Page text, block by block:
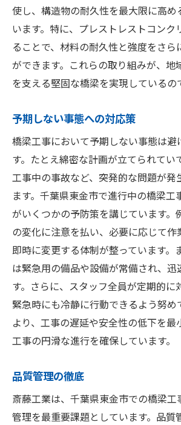
使し、構造物の耐久性を最大限に高め
います。特に、プレストレストコンク
ることで、材料の耐久性と強度をさら
ができます。これらの取り組みが、地
を支える堅固な橋梁を実現しているの
予期しない事態への対応策
橋梁工事において予期しない事態は避
す。たとえ綿密な計画が立てられてい
工事中の事故など、突発的な問題が発
ます。千葉県東金市で進行中の橋梁工
がいくつかの予防策を講じています。
の変化に注意を払い、必要に応じて作
即時に変更する体制が整っています。
は緊急用の備品や設備が常備され、迅
す。さらに、スタッフ全員が定期的に
緊急時にも冷静に行動できるよう努め
より、工事の遅延や安全性の低下を最
工事の円滑な進行を確保しています。
品質管理の徹底
斎藤工業は、千葉県東金市での橋梁工
管理を最重要課題としています。品質